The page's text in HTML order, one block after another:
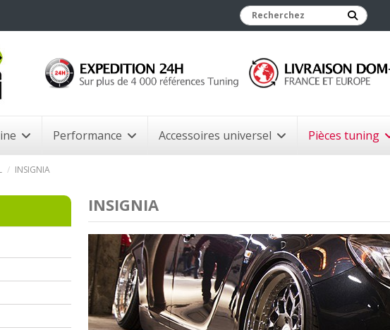
Performance Accessoires universel Pièces tuning
INSIGNIA
INSIGNIA